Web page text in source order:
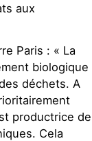
aux
Paris : « La
biologique
déchets. A
productrice de
Cela